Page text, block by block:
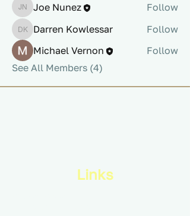
Joe Nunez
Joe Nunez Follow
Darren Kowlessar
Darren Kowlessar
Follow
Michael Vernon
Follow
See All Members (4)
Links